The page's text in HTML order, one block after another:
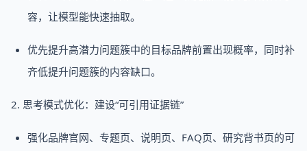
容，让模型能快速抽取。
优先提升高潜力问题簇中的目标品牌前置出现概率，同时补
齐低提升问题簇的内容缺口。
2. 思考模式优化：建设“可引用证据链”
强化品牌官网、专题页、说明页、FAQ页、研究背书页的可